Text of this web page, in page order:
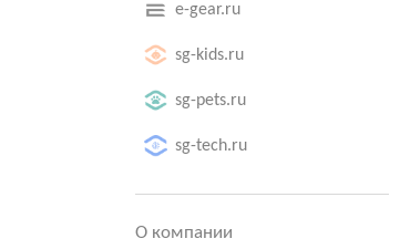
e-gear.ru
sg-kids.ru
sg-pets.ru
sg-tech.ru
О компании